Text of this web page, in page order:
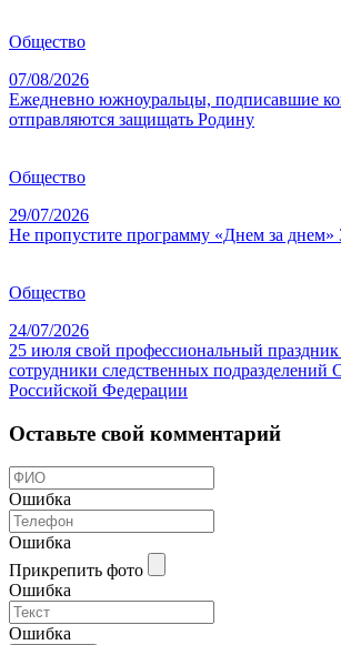
Общество
07/08/2026
Ежедневно южноуральцы, подписавшие
отправляются защищать Родину
Общество
29/07/2026
Не пропустите программу «Днем за днем»
Общество
24/07/2026
25 июля свой профессиональный праздник
сотрудники следственных
Российской Федерации
Оставьте свой комментарий
Ошибка
Ошибка
Прикрепить фото
Ошибка
Ошибка